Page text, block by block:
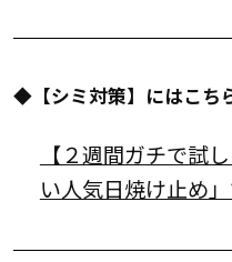
◆【シミ対策】にはこち
【２週間ガチで試
い人気日焼け止め